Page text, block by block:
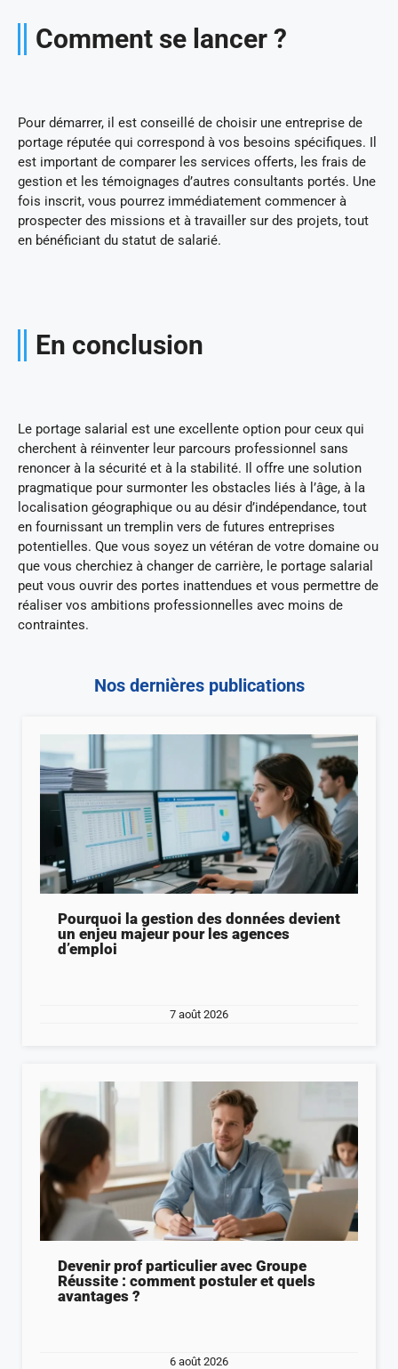
Comment se lancer ?
Pour démarrer, il est conseillé de choisir une entreprise de
portage réputée qui correspond à vos besoins spécifiques. Il
est important de comparer les services offerts, les frais de
gestion et les témoignages d’autres consultants portés. Une
fois inscrit, vous pourrez immédiatement commencer à
prospecter des missions et à travailler sur des projets, tout
en bénéficiant du statut de salarié.
En conclusion
Le portage salarial est une excellente option pour ceux qui
cherchent à réinventer leur parcours professionnel sans
renoncer à la sécurité et à la stabilité. Il offre une solution
pragmatique pour surmonter les obstacles liés à l’âge, à la
localisation géographique ou au désir d’indépendance, tout
en fournissant un tremplin vers de futures entreprises
potentielles. Que vous soyez un vétéran de votre domaine ou
que vous cherchiez à changer de carrière, le portage salarial
peut vous ouvrir des portes inattendues et vous permettre de
réaliser vos ambitions professionnelles avec moins de
contraintes.
Nos dernières publications
Pourquoi la gestion des données devient
un enjeu majeur pour les agences
d’emploi
7 août 2026
Devenir prof particulier avec Groupe
Réussite : comment postuler et quels
avantages ?
6 août 2026